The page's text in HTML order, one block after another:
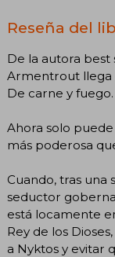
Reseña del
De la autora best
Armentrout llega
De carne y fuego.
Ahora solo puede
más poderosa
Cuando, tras una
seductor
está locamente
Rey de los
a Nyktos y evitar